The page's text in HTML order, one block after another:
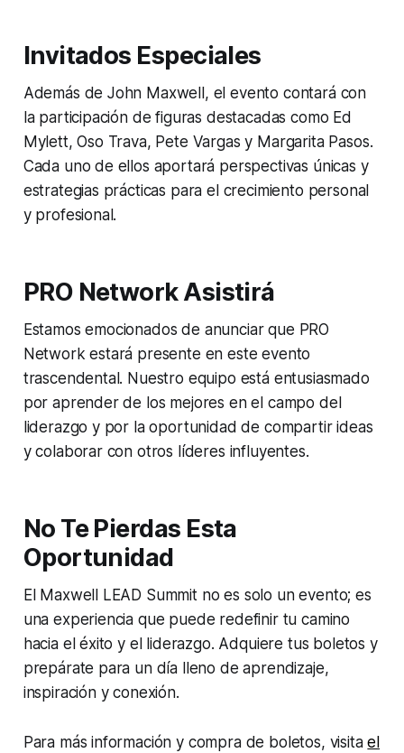
Invitados Especiales
Además de John Maxwell, el evento contará con
la participación de figuras destacadas como Ed
Mylett, Oso Trava, Pete Vargas y Margarita Pasos.
Cada uno de ellos aportará perspectivas únicas y
estrategias prácticas para el crecimiento personal
y profesional.
PRO Network Asistirá
Estamos emocionados de anunciar que PRO
Network estará presente en este evento
trascendental. Nuestro equipo está entusiasmado
por aprender de los mejores en el campo del
liderazgo y por la oportunidad de compartir ideas
y colaborar con otros líderes influyentes.
No Te Pierdas Esta
Oportunidad
El Maxwell LEAD Summit no es solo un evento; es
una experiencia que puede redefinir tu camino
hacia el éxito y el liderazgo. Adquiere tus boletos y
prepárate para un día lleno de aprendizaje,
inspiración y conexión.
Para más información y compra de boletos, visitael